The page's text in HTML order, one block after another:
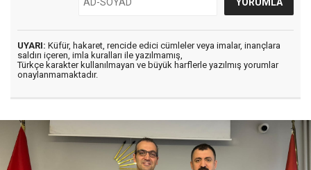
UYARI: Küfür, hakaret, rencide edici cümleler veya imalar, inançlara
saldırı içeren, imla kuralları ile yazılmamış,
Türkçe karakter kullanılmayan ve büyük harflerle yazılmış yorumlar
onaylanmamaktadır.